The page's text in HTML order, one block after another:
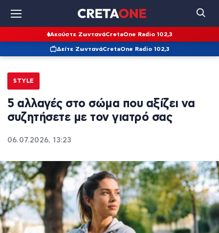
Ακούστε ΖωντανάCretaOne Radio 102,3
Δείτε ΖωντανάCretaOne Radio 102,3
STYLE
5 αλλαγές στο σώμα που αξίζει να
συζητήσετε με τον γιατρό σας
06.07.2026, 13:23